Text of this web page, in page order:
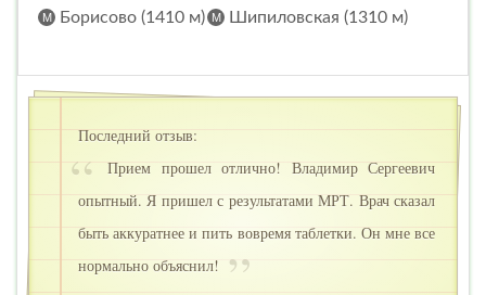
Борисово (1410 м)
Шипиловская (1310 м)
Последний отзыв:
Прием прошел отлично! Владимир Сергеевич
опытный. Я пришел с результатами МРТ. Врач сказал
быть аккуратнее и пить вовремя таблетки. Он мне все
нормально объяснил!